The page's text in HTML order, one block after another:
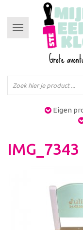
Toggle
navigation
Eigen
IMG_7343